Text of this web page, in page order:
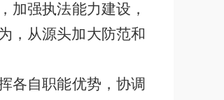
加强执法能力建设，
，从源头加大防范和
各自职能优势，协调